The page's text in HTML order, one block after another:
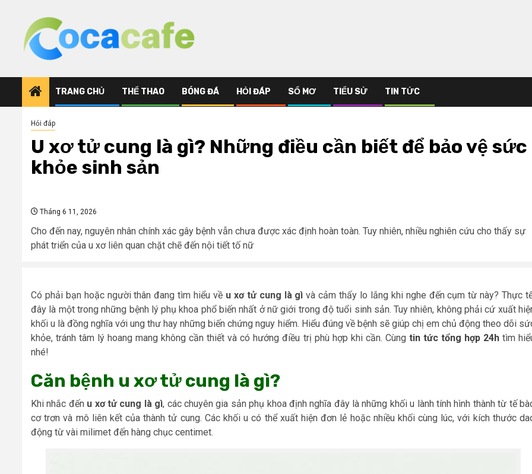
content
TRANG CHỦ THỂ THAO BÓNG ĐÁ HỎI ĐÁP SỔ MƠ TIỂU SỬ TIN TỨC
Hỏi đáp
U xơ tử cung là gì? Những điều cần biết để bảo vệ sức
khỏe sinh sản
Tháng 6 11, 2026
Cho đến nay, nguyên nhân chính xác gây bệnh vẫn chưa được xác định hoàn toàn. Tuy nhiên, nhiều nghiên cứu cho thấy sự
phát triển của u xơ liên quan chặt chẽ đến nội tiết tố nữ
Có phải bạn hoặc người thân đang tìm hiểu về u xơ tử cung là gì và cảm thấy lo lắng khi nghe đến cụm từ này? Thực
đây là một trong những bệnh lý phụ khoa phổ biến nhất ở nữ giới trong độ tuổi sinh sản. Tuy nhiên, không phải cứ xuất
khối u là đồng nghĩa với ung thư hay những biến chứng nguy hiểm. Hiểu đúng về bệnh sẽ giúp chị em chủ động theo dõi
khỏe, tránh tâm lý hoang mang không cần thiết và có hướng điều trị phù hợp khi cần. Cùng tin tức tổng hợp 24htìm
nhé!
Căn bệnh u xơ tử cung là gì?
Khi nhắc đến u xơ tử cung là gì, các chuyên gia sản phụ khoa định nghĩa đây là những khối u lành tính hình thành từ tế
cơ trơn và mô liên kết của thành tử cung. Các khối u có thể xuất hiện đơn lẻ hoặc nhiều khối cùng lúc, với kích thước
động từ vài milimet đến hàng chục centimet.